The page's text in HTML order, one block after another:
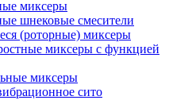
миксеры
шнековые смесители
(роторные) миксеры
миксеры с функцией
миксеры
сито